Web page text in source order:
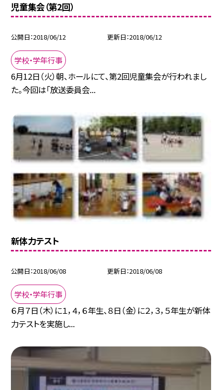
児童集会（第2回）
公開日 2018/06/12 更新日 2018/06/12
学校・学年行事
6月12日（火）朝、ホールにて、第2回児童集会が行われまし
た。今回は「放送委員会...
新体力テスト
公開日 2018/06/08 更新日 2018/06/08
学校・学年行事
６月７日（木）に１，４，６年生、８日（金）に２，３，５年生が新体
力テストを実施し...